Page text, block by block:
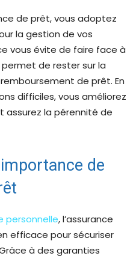
de prêt, vous adoptez
la gestion de vos
vous évite de faire face à
de rester sur la
de prêt. En
difficiles, vous améliorez
la pérennité de
de
personnelle, l’assurance
efficace pour sécuriser
à des garanties